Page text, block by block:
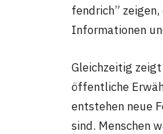
fendrich”
Informationen
Gleichzeitig
öffentliche
entstehen neue
sind. Menschen